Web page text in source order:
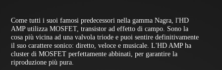
Come tutti i suoi famosi predecessori nella gamma Nagra, l'HD
AMP utilizza MOSFET, transistor ad effetto di campo. Sono la
cosa più vicina ad una valvola triode e puoi sentire definitivamente
il suo carattere sonico: diretto, veloce e musicale. L'HD AMP ha
cluster di MOSFET perfettamente abbinati, per garantire la
riproduzione più pura.